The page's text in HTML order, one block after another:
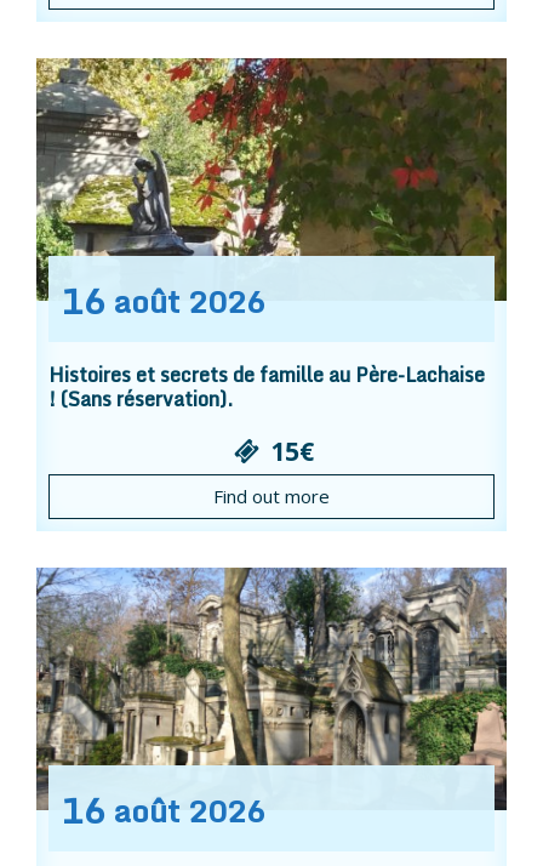
16 août 2026
Histoires et secrets de famille au Père-Lachaise
! (Sans réservation).
15€
Find out more
16 août 2026